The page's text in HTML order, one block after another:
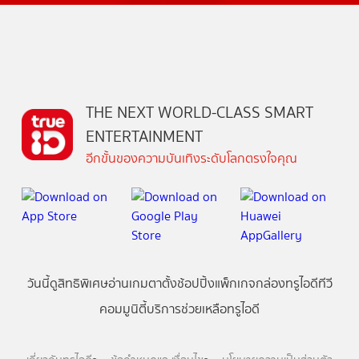
THE NEXT WORLD-CLASS SMART
ENTERTAINMENT
อีกขั้นของความบันเทิงระดับโลกตรงใจคุณ
วันนี้ดูสิทธิพิเศษอ่านเกมตาตั้งช้อปปิ้งแพ็กเกจกล่องทรูไอดีทีวี
คอมมูนิตี้บริการช่วยเหลือทรูไอดี